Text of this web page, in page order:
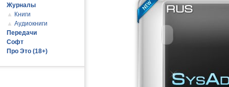
Журналы
▲ Книги
▲ Аудиокниги
Передачи
Софт
Про Это (18+)